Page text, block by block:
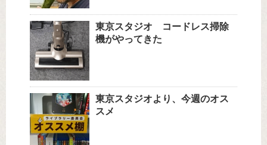
東京スタジオ コードレス掃除
機がやってきた
東京スタジオより、今週のオス
スメ